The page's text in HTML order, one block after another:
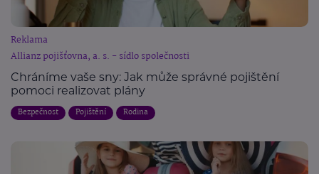
Reklama
Allianz pojišťovna, a. s. - sídlo společnosti
Chráníme vaše sny: Jak může správné pojištění
pomoci realizovat plány
Bezpečnost Pojištění Rodina